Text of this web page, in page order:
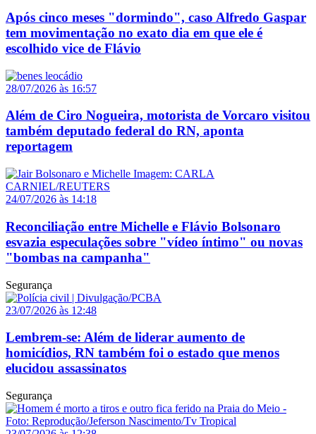
Após cinco meses "dormindo", caso Alfredo Gaspar
tem movimentação no exato dia em que ele é
escolhido vice de Flávio
28/07/2026 às 16:57
Além de Ciro Nogueira, motorista de Vorcaro visitou
também deputado federal do RN, aponta
reportagem
24/07/2026 às 14:18
Reconciliação entre Michelle e Flávio Bolsonaro
esvazia especulações sobre "vídeo íntimo" ou novas
"bombas na campanha"
Segurança
23/07/2026 às 12:48
Lembrem-se: Além de liderar aumento de
homicídios, RN também foi o estado que menos
elucidou assassinatos
Segurança